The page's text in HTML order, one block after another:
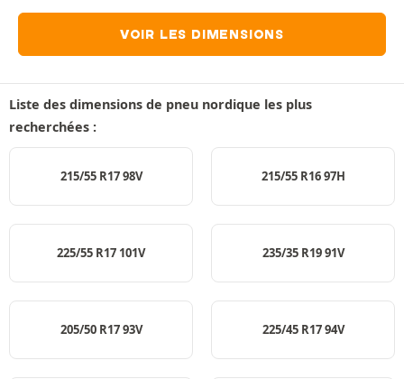
VOIR LES DIMENSIONS
Liste des dimensions de pneu nordique les plus
recherchées :
215/55 R17 98V 215/55 R16 97H
225/55 R17 101V 235/35 R19 91V
205/50 R17 93V 225/45 R17 94V